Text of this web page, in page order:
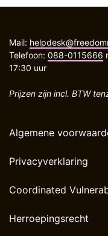
Mail:
Telefoon: 088-0115666
17:30 uur
Prijzen zijn incl. BTW
Algemene
Privacyverklaring
Coordinated
Herroepingsrecht